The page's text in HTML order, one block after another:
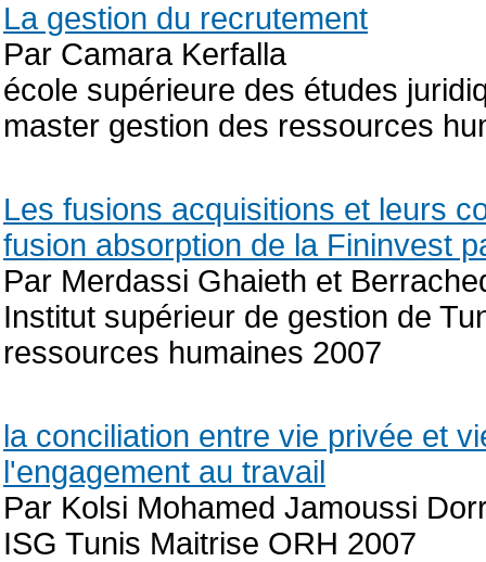
La gestion du recrutement
Par Camara Kerfalla
école supérieure des études
master gestion des ressources
Les fusions acquisitions et leurs
fusion absorption de la Fininvest
Par Merdassi Ghaieth et
Institut supérieur de gestion de
ressources humaines 2007
la conciliation entre vie privée et
l'engagement au travail
Par Kolsi Mohamed Jamoussi
ISG Tunis Maitrise ORH 2007